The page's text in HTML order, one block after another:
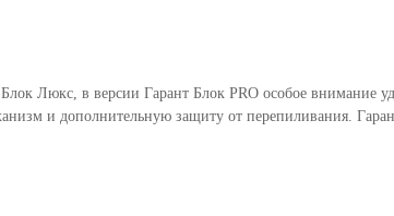
Блок Люкс, в версии Гарант Блок PRO особое
и дополнительную защиту от перепиливания.